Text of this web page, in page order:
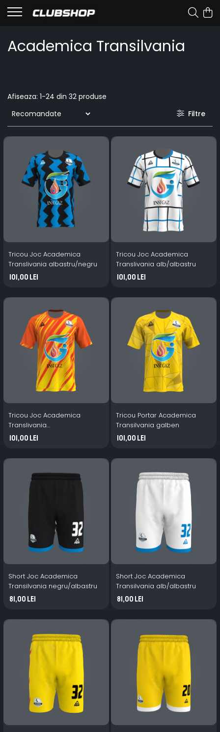
Academica Transilvania
Afiseaza: 1-24 din 32 produse
Filtre
Tricou Joc Academica
Translivania albastru/negru
101,00 Lei
Tricou Joc Academica
Translivania alb/albastru
101,00 Lei
Tricou Joc Academica
Translivania
galben/portocaliu
101,00 Lei
Tricou Portar Academica
Transilvania galben
101,00 Lei
Short Joc Academica
Transilvania negru/albastru
81,00 Lei
Short Joc Academica
Transilvania alb/albastru
81,00 Lei